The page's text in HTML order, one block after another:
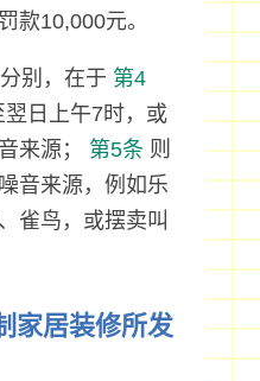
款10,000元。
别，在于 第4
日上午7时，或
来源； 第5条则
音来源，例如乐
雀鸟，或摆卖叫
家居装修所发